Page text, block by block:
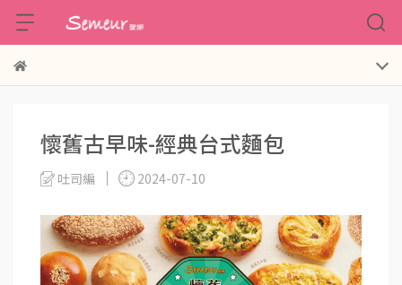
懷舊古早味-經典台式麵包
吐司編 2024-07-10